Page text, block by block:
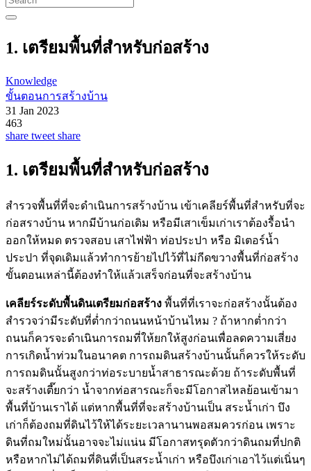
1. เตรียมพื้นที่สำหรับก่อสร้าง
Knowledge
ขั้นตอนการสร้างบ้าน
31 Jan 2023
463
share tweet share
1. เตรียมพื้นที่สำหรับก่อสร้าง
สำรวจพื้นที่ที่จะดำเนินการสร้างบ้าน เข้าเคลียร์พื้นที่สำหรับที่จะ
ก่อสรางบ้าน หากมีบ้านก่อเดิม หรือมีเสาเข็มเก่าเราต้องรื้อนำ
ออกให้หมด ตรวจสอบ เสาไฟฟ้า ท่อประปา หรือ มิเตอร์น้ำ
ประปา ที่จุดเดิมแล้วทำการย้ายไปไว้ที่ไม่กีดขวางพื้นที่ก่อสร้าง
ขั้นตอนเหล่านี้ต้องทำให้แล้วเสร็จก่อนที่จะสร้างบ้าน
เคลียร์ระดับพื้นดินเตรียมก่อสร้าง พื้นที่ที่เราจะก่อสร้างนั้นต้อง
สำรวจว่ามีระดับที่ต่ำกว่าถนนหน้าบ้านไหม ? ถ้าหากต่ำกว่า
ถนนก็ควรจะดำเนินการถมที่ให้ยกให้สูงก่อนเพื่อลดความเสี่ยง
การเกิดน้ำท่วมในอนาคต การถมดินสร้างบ้านนั้นก็ควรให้ระดับ
การถมดินนั้นสูงกว่าท่อระบายน้ำสาธารณะด้วย ถ้าระดับพื้นที่
จะสร้างเตี๊ยกว่า น้ำจากท่อสารณะก็จะมีโอกาสไหลย้อนเข้ามา
พื้นที่บ้านเราได้ แต่หากพื้นที่ที่จะสร้างบ้านเป็น สระน้ำเก่า บึง
เก่าก็ต้องถมที่ดินไว้ให้ได้ระยะเวลานานพอสมควรก่อน เพราะ
ดินที่ถมใหม่นั้นอาจจะไม่แน่น มีโอกาสทรุดตัวกว่าดินถมที่ปกติ
หรือหากไม่ได้ถมที่ดินที่เป็นสระน้ำเก่า หรือบึงเก่าเอาไว้แต่เนิ่นๆ